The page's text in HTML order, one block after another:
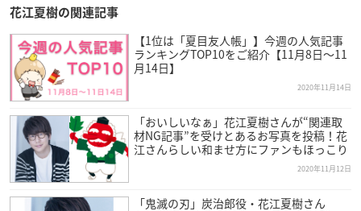
花江夏樹の関連記事
【1位は「夏目友人帳」】今週の人気記事
ランキングTOP10をご紹介【11月8日～11
月14日】
2020年11月14日
「おいしいなぁ」花江夏樹さんが“関連取
材NG記事”を受けとあるお写真を投稿！花
江さんらしい和ませ方にファンもほっこり
2020年11月12日
「鬼滅の刃」炭治郎役・花江夏樹さん